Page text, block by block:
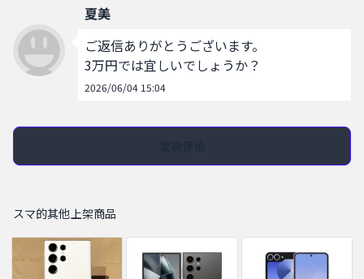
夏美
ご返信ありがとうございます。
3万円では宜しいでしょうか？
2026/06/04 15:04
スマ的其他上架商品